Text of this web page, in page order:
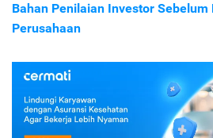
Bahan Penilaian Investor
Perusahaan